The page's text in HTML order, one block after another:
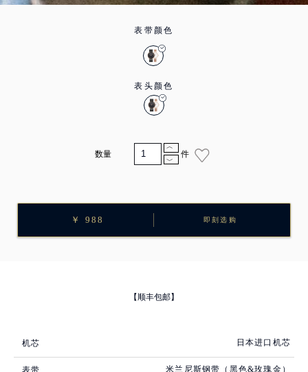
表带颜色
表头颜色
数量
︿
﹀
件
￥ 988 即刻选购
【顺丰包邮】
机芯 日本进口机芯
表带 米兰尼斯钢带（黑色&玫瑰金）